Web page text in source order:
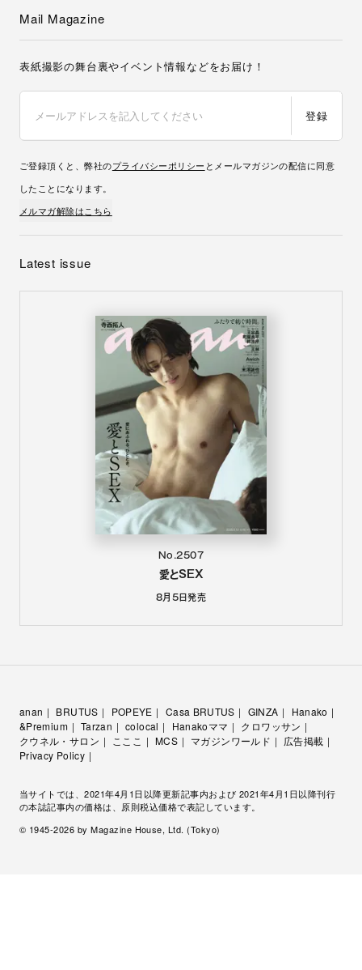
Mail Magazine
表紙撮影の舞台裏やイベント情報などをお届け！
登録
ご登録頂くと、弊社のプライバシーポリシー とメールマガジンの配信に同意
したことになります。
メルマガ解除はこちら
Latest issue
No.2507
愛とSEX
8月5日発売
anan BRUTUS POPEYE Casa BRUTUS GINZA
Hanako
&Premium
Tarzan colocal Hanakoママ
クロワッサン
クウネル・サロン
こここ MCS マガジンワールド
広告掲載
Privacy Policy
当サイトでは、2021年4月1日以降更新記事内および 2021年4月1日以降刊行
の本誌記事内の価格は、原則税込価格で表記しています。
© 1945-2026 by Magazine House, Ltd. (Tokyo)